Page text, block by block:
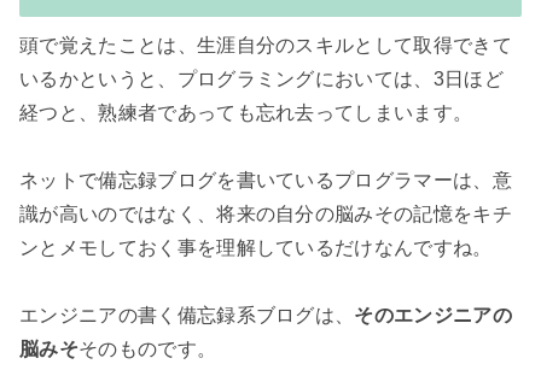
頭で覚えたことは、生涯自分のスキルとして取得できて
いるかというと、プログラミングにおいては、3日ほど
経つと、熟練者であっても忘れ去ってしまいます。
ネットで備忘録ブログを書いているプログラマーは、意
識が高いのではなく、将来の自分の脳みその記憶をキチ
ンとメモしておく事を理解しているだけなんですね。
エンジニアの書く備忘録系ブログは、 そのエンジニアの
脳みそそのものです。